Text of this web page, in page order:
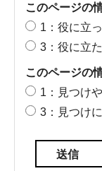
このページの
1：役に立
3：役に立
このページの
1：見つけ
3：見つけ